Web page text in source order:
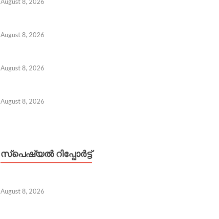
August 8, 2026
August 8, 2026
August 8, 2026
സ്പെഷ്യൽ റിപ്പോര്‍ട്ട്
August 8, 2026